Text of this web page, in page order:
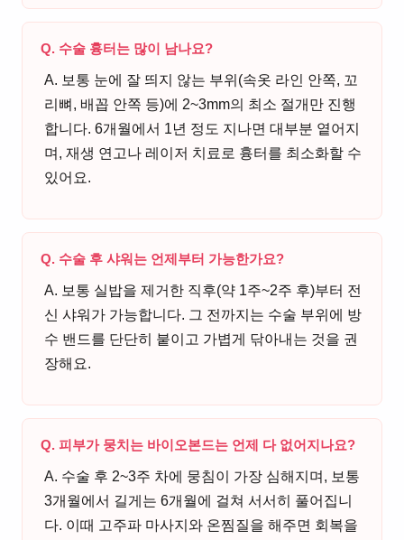
Q. 수술 흉터는 많이 남나요?
A. 보통 눈에 잘 띄지 않는 부위(속옷 라인 안쪽, 꼬
리뼈, 배꼽 안쪽 등)에 2~3mm의 최소 절개만 진행
합니다. 6개월에서 1년 정도 지나면 대부분 옅어지
며, 재생 연고나 레이저 치료로 흉터를 최소화할 수
있어요.
Q. 수술 후 샤워는 언제부터 가능한가요?
A. 보통 실밥을 제거한 직후(약 1주~2주 후)부터 전
신 샤워가 가능합니다. 그 전까지는 수술 부위에 방
수 밴드를 단단히 붙이고 가볍게 닦아내는 것을 권
장해요.
Q. 피부가 뭉치는 바이오본드는 언제 다 없어지나요?
A. 수술 후 2~3주 차에 뭉침이 가장 심해지며, 보통
3개월에서 길게는 6개월에 걸쳐 서서히 풀어집니
다. 이때 고주파 마사지와 온찜질을 해주면 회복을